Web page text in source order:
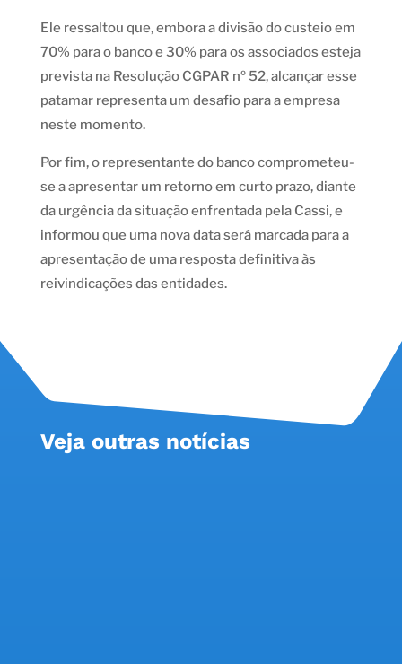
Ele ressaltou que, embora a divisão do custeio em
70% para o banco e 30% para os associados esteja
prevista na Resolução CGPAR nº 52, alcançar esse
patamar representa um desafio para a empresa
neste momento.
Por fim, o representante do banco comprometeu-
se a apresentar um retorno em curto prazo, diante
da urgência da situação enfrentada pela Cassi, e
informou que uma nova data será marcada para a
apresentação de uma resposta definitiva às
reivindicações das entidades.
Veja outras notícias